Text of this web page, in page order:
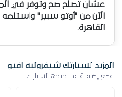
عشان تصلح صح وتوفر في
الآن من "أوتو سبير"
القاهرة.
المزيد لسيارتك شيفروليه افيو
قطع إضافية قد تحتاجها لسيارتك